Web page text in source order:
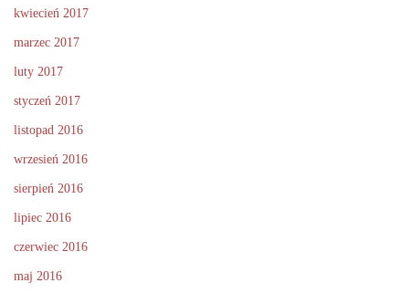
kwiecień 2017
marzec 2017
luty 2017
styczeń 2017
listopad 2016
wrzesień 2016
sierpień 2016
lipiec 2016
czerwiec 2016
maj 2016